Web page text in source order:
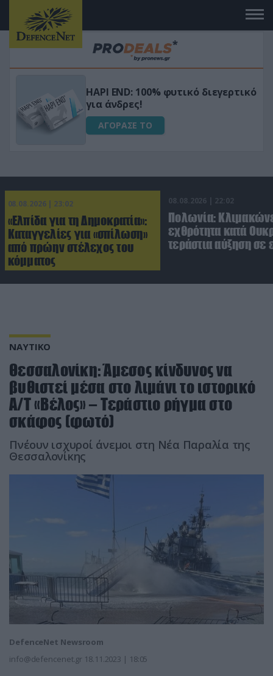
Μεταμόρφωσε τον κήπο σου με το
Ultra Box Μίνι Αλυσοπρίονο με
μπαταρία λιθίου
ΑΓΟΡΑΣΕ ΤΟ
08.08.2026 | 23:02
«Ελπίδα για τη Δημοκρατία»:
Καταγγελίες για «σπίλωση»
από πρώην στέλεχος του
κόμματος
08.08.2026 | 22:02
Πολωνία:
εχθρότητα κατά
τεράστια αύξηση σε
ΝΑΥΤΙΚΟ
Θεσσαλονίκη: Άμεσος κίνδυνος να
βυθιστεί μέσα στο λιμάνι το ιστορικό
Α/Τ «Βέλος» – Τεράστιο ρήγμα στο
σκάφος (φωτό)
Πνέουν ισχυροί άνεμοι στη Νέα Παραλία της
Θεσσαλονίκης
DefenceNet Newsroom
info@defencenet.gr 18.11.2023 | 18:05